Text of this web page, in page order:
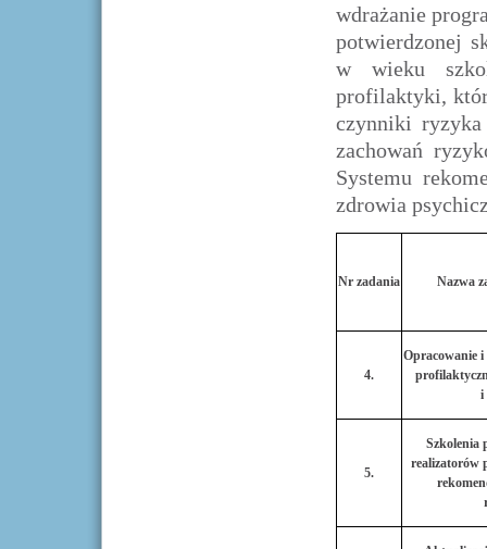
wdrażanie
potwierdzonej
w wieku
profilaktyki,
czynniki ryzyka
zachowań
Systemu
zdrowia
Nr zadania Nazwa
4.
Opracowanie
i
5.
Szkolenia
realizatorów